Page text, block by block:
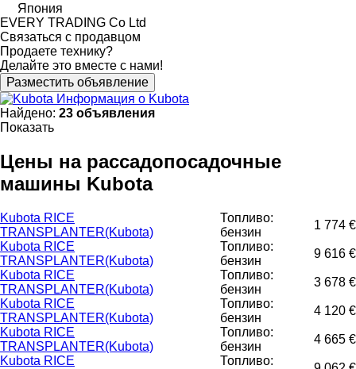
Япония
EVERY TRADING Co Ltd
Связаться с продавцом
Продаете технику?
Делайте это вместе с нами!
Разместить объявление
Информация о Kubota
Найдено: 23 объявления
Показать
Цены на рассадопосадочные
машины Kubota
Kubota RICE
TRANSPLANTER(Kubota)
Топливо:
бензин
1 774 €
Kubota RICE
TRANSPLANTER(Kubota)
Топливо:
бензин
9 616 €
Kubota RICE
TRANSPLANTER(Kubota)
Топливо:
бензин
3 678 €
Kubota RICE
TRANSPLANTER(Kubota)
Топливо:
бензин
4 120 €
Kubota RICE
TRANSPLANTER(Kubota)
Топливо:
бензин
4 665 €
Kubota RICE
Топливо: